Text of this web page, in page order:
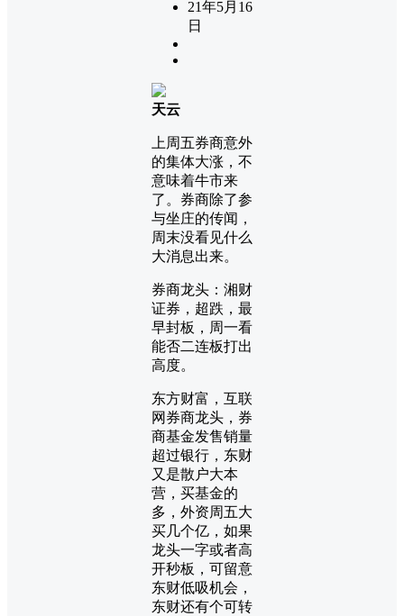
21年5月16
日
天云
上周五券商意外
的集体大涨，不
意味着牛市来
了。券商除了参
与坐庄的传闻，
周末没看见什么
大消息出来。
券商龙头：湘财
证券，超跌，最
早封板，周一看
能否二连板打出
高度。
东方财富，互联
网券商龙头，券
商基金发售销量
超过银行，东财
又是散户大本
营，买基金的
多，外资周五大
买几个亿，如果
龙头一字或者高
开秒板，可留意
东财低吸机会，
东财还有个可转